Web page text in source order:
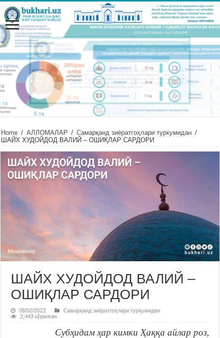
Home / АЛЛОМАЛАР / Самарқанд зиёратгоҳлари туркумидан /
ШАЙХ ХУДОЙДОД ВАЛИЙ – ОШИҚЛАР САРДОРИ
ШАЙХ ХУДОЙДОД ВАЛИЙ –
ОШИҚЛАР САРДОРИ
08/02/2022
Самарқанд зиёратгоҳлари туркумидан
2,443 кўрилган
Субҳидам ҳар кимки Ҳаққа айлар роз,